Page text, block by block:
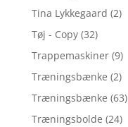
Tina Lykkegaard (2)
Tøj - Copy (32)
Trappemaskiner (9)
Træningsbænke (2)
Træningsbænke (63)
Træningsbolde (24)